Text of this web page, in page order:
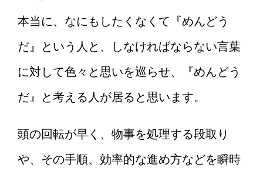
本当に、なにもしたくなくて『めんどう
だ』という人と、しなければならない言葉
に対して色々と思いを巡らせ、『めんどう
だ』と考える人が居ると思います。
頭の回転が早く、物事を処理する段取り
や、その手順、効率的な進め方などを瞬時